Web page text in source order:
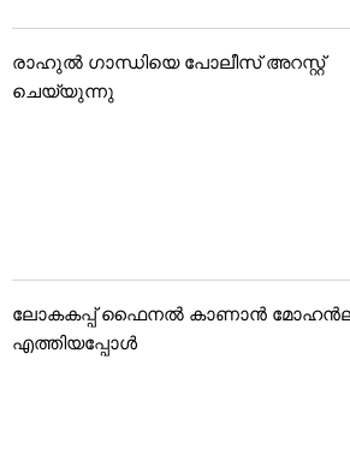
രാഹുൽ ഗാന്ധിയെ പോലീസ് അറസ്റ്റ്
ചെയ്യുന്നു
ലോകകപ്പ് ഫൈനൽ കാണാൻ
എത്തിയപ്പോൾ